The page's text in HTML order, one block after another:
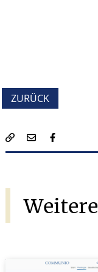
ZURÜCK
Weitere